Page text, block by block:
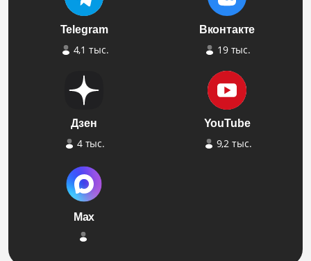
Telegram
4,1 тыс.
Вконтакте
19 тыс.
Дзен
4 тыс.
YouTube
9,2 тыс.
Max